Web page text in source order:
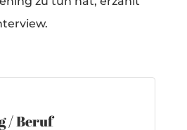
/ Beruf